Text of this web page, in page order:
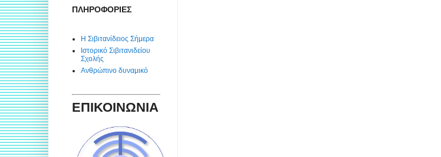
ΠΛΗΡΟΦΟΡΙΕΣ
Η Σιβιτανίδειος Σήμερα
Ιστορικό Σιβιτανιδείου
Σχολής
Ανθρώπινο δυναμικό
ΕΠΙΚΟΙΝΩΝΙΑ